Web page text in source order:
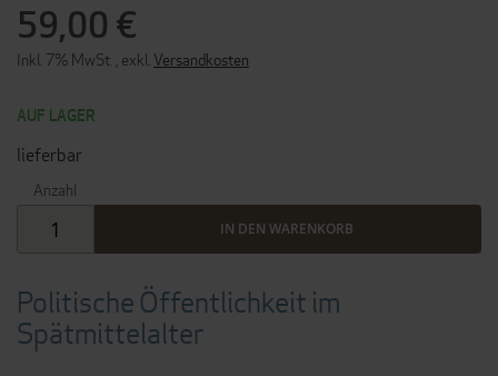
Politische Öffentlichkeit im
Spätmittelalter
59,00 €
Inkl. 7% MwSt. exkl. Versandkosten
AUF LAGER
lieferbar
Anzahl
IN DEN WARENKORB